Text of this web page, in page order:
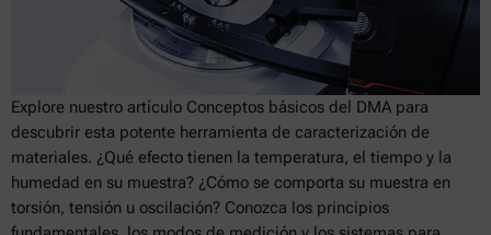
Explore nuestro artículo Conceptos básicos del DMA para
descubrir esta potente herramienta de caracterización de
materiales. ¿Qué efecto tienen la temperatura, el tiempo y la
humedad en su muestra? ¿Cómo se comporta su muestra en
torsión, tensión u oscilación? Conozca los principios